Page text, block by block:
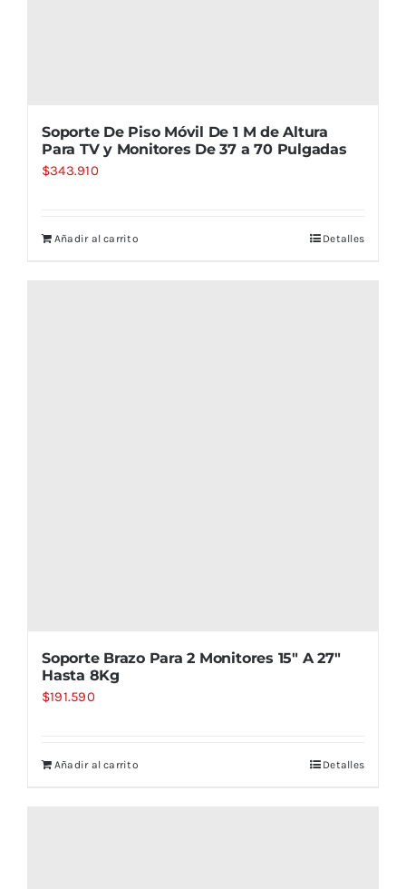
Soporte De Piso Móvil De 1 M de Altura
Para TV y Monitores De 37 a 70 Pulgadas
$343.910
Añadir al carrito Detalles
Soporte Brazo Para 2 Monitores 15″ A 27″
Hasta 8Kg
$191.590
Añadir al carrito Detalles